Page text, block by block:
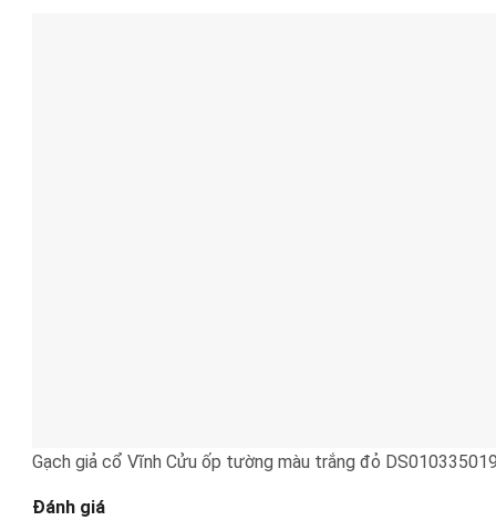
Gạch giả cổ Vĩnh Cửu ốp tường màu trắng đỏ
Đánh giá